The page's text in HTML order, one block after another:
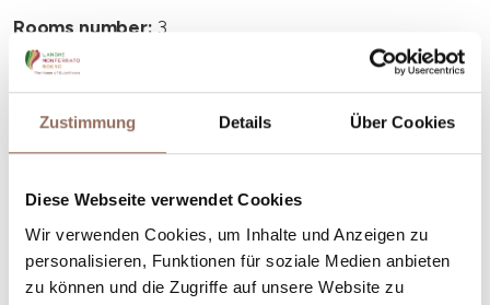
Zustimmung Details Über Cookies
Diese Webseite verwendet Cookies
Wir verwenden Cookies, um Inhalte und Anzeigen zu
personalisieren, Funktionen für soziale Medien anbieten
zu können und die Zugriffe auf unsere Website zu
Rooms number: 3
Anzahl Badezimmer:
Beds number:6
Dein Urlaub